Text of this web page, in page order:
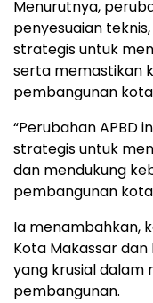
Menurutnya,
penyesuaian
strategis untuk
serta memastikan
pembangunan
“Perubahan APBD
strategis untuk
dan mendukung
pembangunan
Ia menambahkan,
Kota Makassar dan
yang krusial dalam
pembangunan.